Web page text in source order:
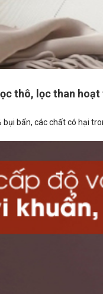
thô, lọc than
bẩn, các chất có hại